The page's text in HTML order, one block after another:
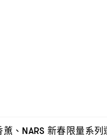
、 NARS新春限量系列